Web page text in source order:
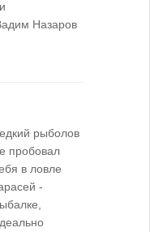
Назаров
рыболов
пробовал
в ловле
-